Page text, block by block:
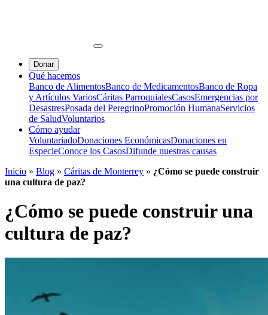
Donar
Qué hacemos
Banco de AlimentosBanco de MedicamentosBanco de Ropa
y Artículos VariosCáritas ParroquialesCasosEmergencias por
DesastresPosada del PeregrinoPromoción HumanaServicios
de SaludVoluntarios
Cómo ayudar
VoluntariadoDonaciones EconómicasDonaciones en
EspecieConoce los CasosDifunde nuestras causas
Inicio » Blog » Cáritas de Monterrey » ¿Cómo se puede construir
una cultura de paz?
¿Cómo se puede construir una
cultura de paz?